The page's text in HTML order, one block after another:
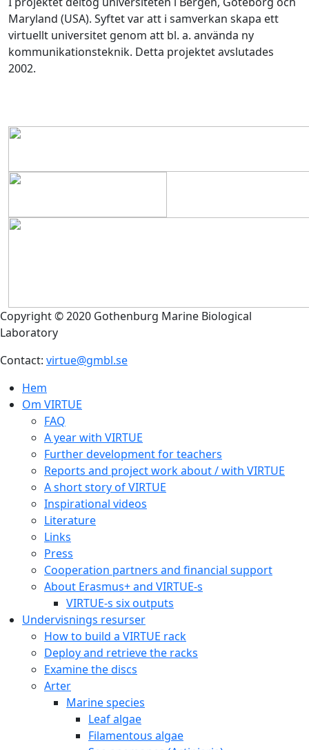
Maryland (USA). Syftet var att i samverkan skapa ett
virtuellt universitet genom att bl. a. använda ny
kommunikationsteknik. Detta projektet avslutades
2002.
Copyright © 2020 Gothenburg Marine Biological
Laboratory
Contact: virtue@gmbl.se
Hem
Om VIRTUE
FAQ
A year with VIRTUE
Further development for teachers
Reports and project work about / with VIRTUE
A short story of VIRTUE
Inspirational videos
Literature
Links
Press
Cooperation partners and financial support
About Erasmus+ and VIRTUE-s
VIRTUE-s six outputs
Undervisnings resurser
How to build a VIRTUE rack
Deploy and retrieve the racks
Examine the discs
Arter
Marine species
Leaf algae
Filamentous algae